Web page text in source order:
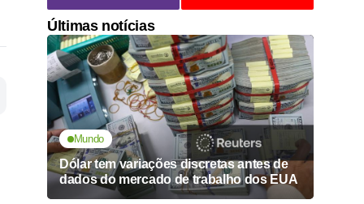
Últimas notícias
Mundo
Dólar tem variações discretas antes de
dados do mercado de trabalho dos EUA